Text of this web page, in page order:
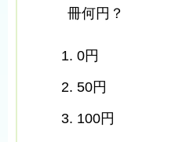
冊何円？
0円
50円
100円